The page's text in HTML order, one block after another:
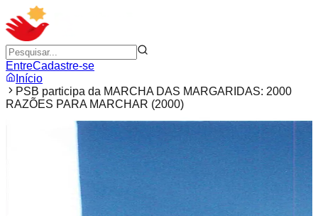
EntreCadastre-se
Início
PSB participa da MARCHA DAS MARGARIDAS: 2000
RAZÕES PARA MARCHAR (2000)